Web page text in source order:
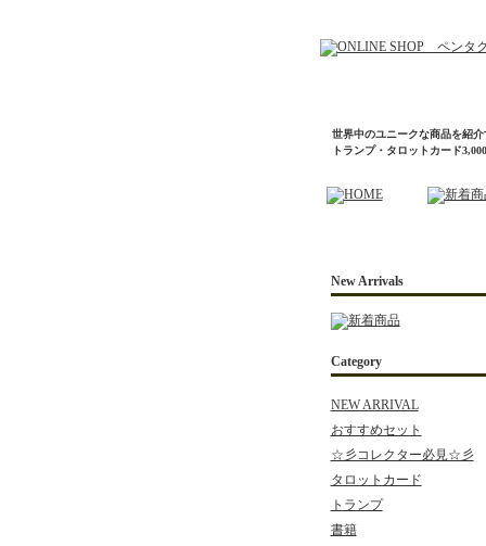
世界中のユニークな商品を紹
トランプ・タロットカード
New Arrivals
Category
NEW ARRIVAL
おすすめセット
☆彡コレクター必見☆彡
タロットカード
トランプ
書籍